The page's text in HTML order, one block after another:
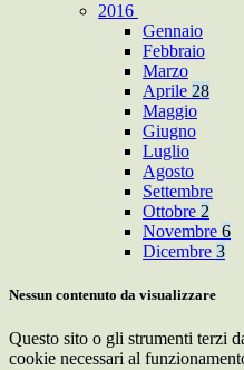
2016
Gennaio
Febbraio
Marzo
Aprile 28
Maggio
Giugno
Luglio
Agosto
Settembre
Ottobre 2
Novembre 6
Dicembre 3
Nessun contenuto da visualizzare
Questo sito o gli strumenti terzi
cookie necessari al